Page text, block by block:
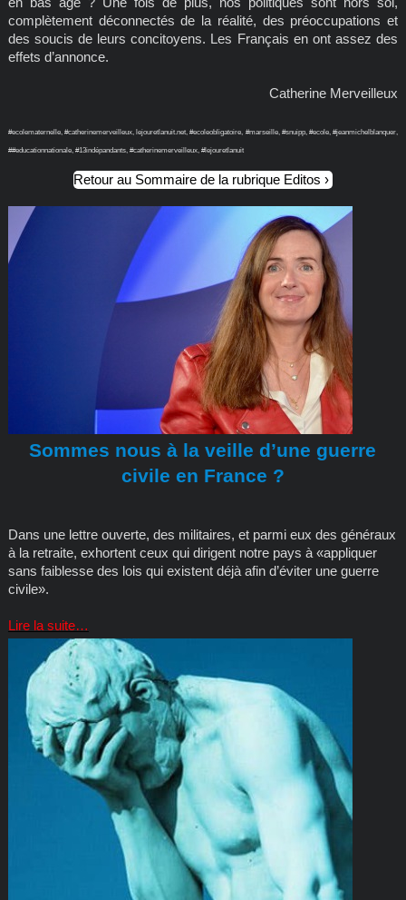
complètement déconnectés de la réalité, des préoccupations et
des soucis de leurs concitoyens. Les Français en ont assez des
effets d’annonce.
Catherine Merveilleux
#ecolematernelle, #catherinemerveilleux, lejouretlanuit.net, #ecoleobligatoire, #marseille, #snuipp, #ecole, #jeanmichelblanquer,
##educationnationale, #13indépandants, #catherinemerveilleux, #lejouretlanuit
Retour au Sommaire de la rubrique Editos
Sommes nous à la veille d’une guerre
civile en France ?
Dans une lettre ouverte, des militaires, et parmi eux des généraux
à la retraite, exhortent ceux qui dirigent notre pays à «appliquer
sans faiblesse des lois qui existent déjà afin d’éviter une guerre
civile».
Lire la suite…